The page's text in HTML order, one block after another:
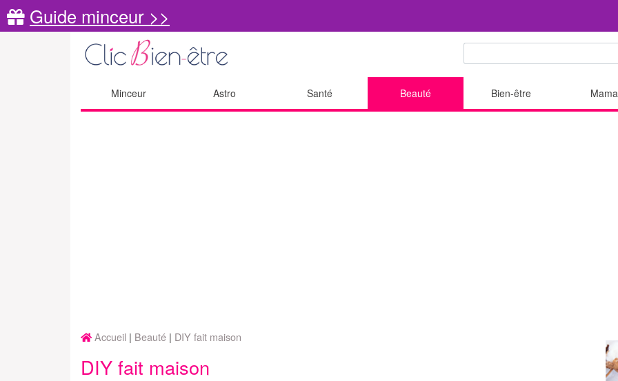
Guide minceur >>
Minceur Astro Santé Beauté Bien-être
Accueil Beauté DIY fait maison
DIY fait maison